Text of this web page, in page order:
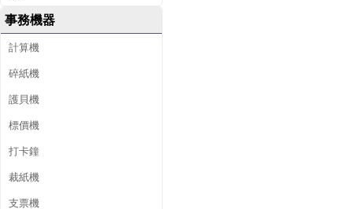
事務機器
計算機
碎紙機
護貝機
標價機
打卡鐘
裁紙機
支票機